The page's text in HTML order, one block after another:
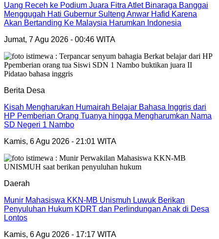
Uang Receh ke Podium Juara Fitra Atlet Binaraga Banggai
Menggugah Hati Gubernur Sulteng Anwar Hafid Karena
Akan Bertanding Ke Malaysia Harumkan Indonesia
Jumat, 7 Agu 2026 - 00:46 WITA
Berita Desa
Kisah Mengharukan Humairah Belajar Bahasa Inggris dari
HP Pemberian Orang Tuanya hingga Mengharumkan Nama
SD Negeri 1 Nambo
Kamis, 6 Agu 2026 - 21:01 WITA
Daerah
Munir Mahasiswa KKN-MB Unismuh Luwuk Berikan
Penyuluhan Hukum KDRT dan Perlindungan Anak di Desa
Lontos
Kamis, 6 Agu 2026 - 17:17 WITA